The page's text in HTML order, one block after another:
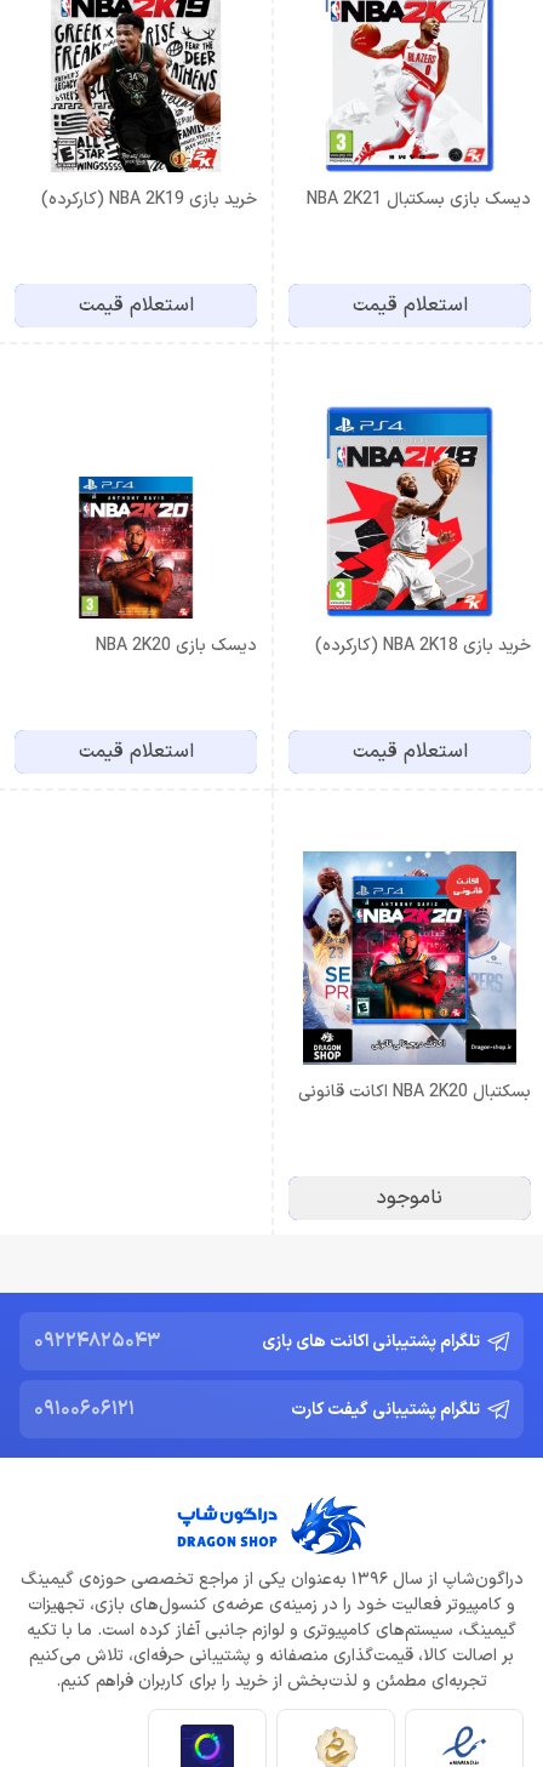
دیسک بازی بسکتبال NBA 2K21
استعلام قیمت
خرید بازی NBA 2K19 (کارکرده)
استعلام قیمت
خرید بازی NBA 2K18 (کارکرده)
استعلام قیمت
دیسک بازی NBA 2K20
استعلام قیمت
بسکتبال NBA 2K20 اکانت قانونی
ناموجود
تلگرام پشتیبانی اکانت های بازی 09224825043
تلگرام پشتیبانی گیفت کارت 09100606121
دراگون‌شاپ از سال 1396 به‌عنوان یکی از مراجع تخصصی حوزه‌ی گیمینگ
و کامپیوتر فعالیت خود را در زمینه‌ی عرضه‌ی کنسول‌های بازی، تجهیزات
گیمینگ، سیستم‌های کامپیوتری و لوازم جانبی آغاز کرده است. ما با تکیه
بر اصالت کالا، قیمت‌گذاری منصفانه و پشتیبانی حرفه‌ای، تلاش می‌کنیم
تجربه‌ای مطمئن و لذت‌بخش از خرید را برای کاربران فراهم کنیم.